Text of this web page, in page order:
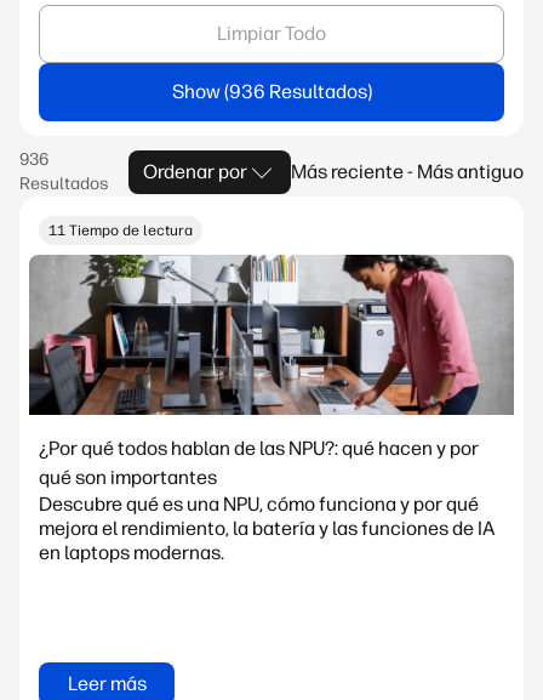
Limpiar Todo
Show
Ordenar por Más reciente - Más antiguo
11 Tiempo de lectura
¿Por qué todos hablan de las NPU?: qué hacen y por
qué son importantes
Descubre qué es una NPU, cómo funciona y por qué
mejora el rendimiento, la batería y las funciones de IA
en laptops modernas.
Leer más